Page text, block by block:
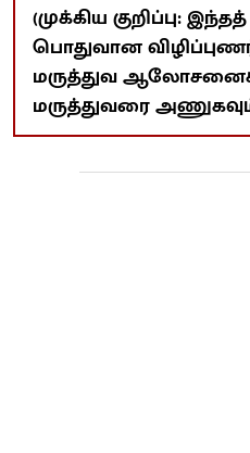
(முக்கிய குறிப்பு:
பொதுவான
மருத்துவ
மருத்துவரை